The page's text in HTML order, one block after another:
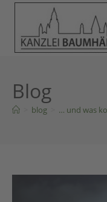
Zum
springen
Blog
blog … und was